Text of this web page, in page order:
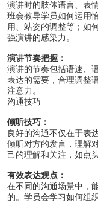
演讲时的肢体语言、表
班会教导学员如何运用
用、站姿的调整等；如
强演讲的感染力。
演讲节奏把握：
演讲的节奏包括语速、
表达的需要，合理调整
注意力。
沟通技巧
倾听技巧：
良好的沟通不仅在于表
倾听对方的发言，理解
己的理解和关注，如点
有效表达观点：
在不同的沟通场景中，
的。学员会学习如何组